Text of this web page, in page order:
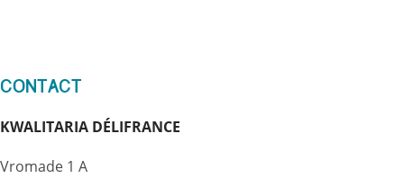
Contact
KWALITARIA DÉLIFRANCE
Vromade 1 A